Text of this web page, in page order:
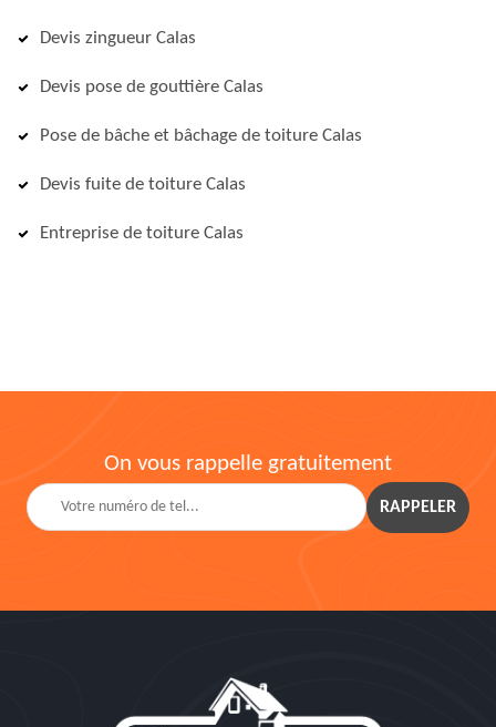
Devis zingueur Calas
Devis pose de gouttière Calas
Pose de bâche et bâchage de toiture Calas
Devis fuite de toiture Calas
Entreprise de toiture Calas
On vous rappelle gratuitement